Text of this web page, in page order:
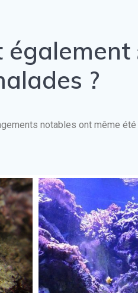
également
?
notables ont même